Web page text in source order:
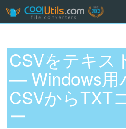
CSVをテキス
— Windows用
CSVからTXT
ー